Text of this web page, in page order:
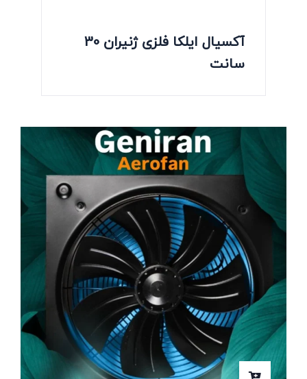
آکسیال ایلکا فلزی ژنیران 30
سانت